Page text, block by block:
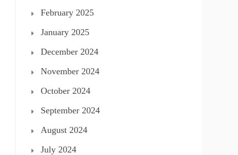
February 2025
January 2025
December 2024
November 2024
October 2024
September 2024
August 2024
July 2024